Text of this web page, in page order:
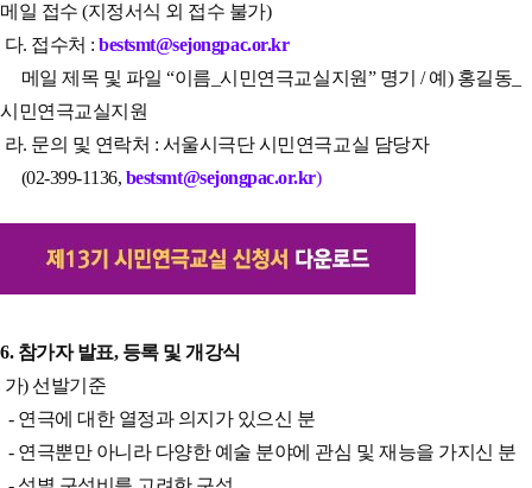
메일 접수 (지정서식 외 접수 불가)
다. 접수처 :bestsmt@sejongpac.or.kr
메일 제목 및 파일 “이름_시민연극교실지원” 명기 / 예) 홍길동_
시민연극교실지원
라. 문의 및 연락처 : 서울시극단 시민연극교실 담당자
(02-399-1136, bestsmt@sejongpac.or.kr)
6. 참가자 발표, 등록 및 개강식
가) 선발기준
- 연극에 대한 열정과 의지가 있으신 분
- 연극뿐만 아니라 다양한 예술 분야에 관심 및 재능을 가지신 분